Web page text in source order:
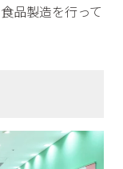
品製造を行って